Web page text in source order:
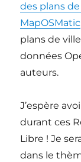
des plans
MapOSMatic
plans de
données
auteurs.
J’espère
durant ces
Libre ! Je
dans le